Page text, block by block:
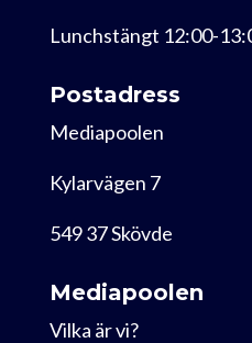
Lunchstängt 12:00-
Postadress
Mediapoolen
Kylarvägen 7
549 37 Skövde
Mediapoolen
Vilka är vi?